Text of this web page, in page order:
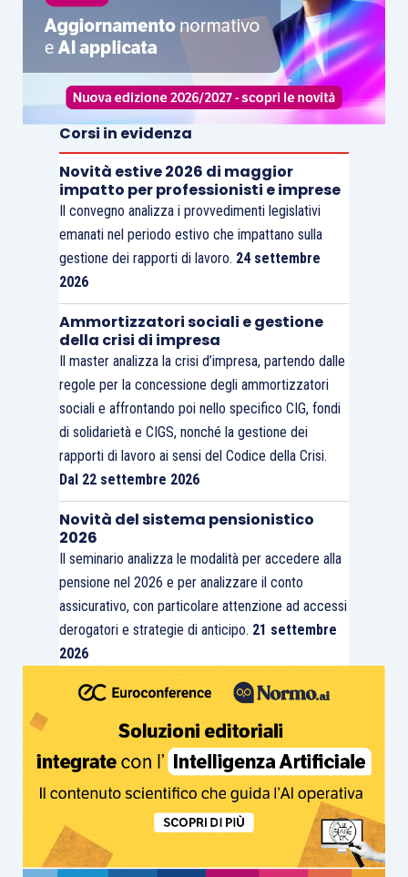
Corsi in evidenza
Novità estive 2026 di maggior
impatto per professionisti e imprese
Il convegno analizza i provvedimenti legislativi
emanati nel periodo estivo che impattano sulla
gestione dei rapporti di lavoro. 24 settembre
2026
Ammortizzatori sociali e gestione
della crisi di impresa
Il master analizza la crisi d’impresa, partendo dalle
regole per la concessione degli ammortizzatori
sociali e affrontando poi nello specifico CIG, fondi
di solidarietà e CIGS, nonché la gestione dei
rapporti di lavoro ai sensi del Codice della Crisi.
Dal 22 settembre 2026
Novità del sistema pensionistico
2026
Il seminario analizza le modalità per accedere alla
pensione nel 2026 e per analizzare il conto
assicurativo, con particolare attenzione ad accessi
derogatori e strategie di anticipo. 21 settembre
2026